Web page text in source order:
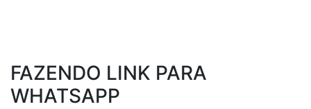
FAZENDO LINK PARA
WHATSAPP